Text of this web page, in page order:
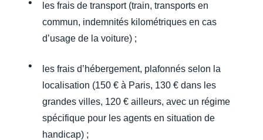
les frais de transport (train, transports en
commun, indemnités kilométriques en cas
d’usage de la voiture) ;
les frais d’hébergement, plafonnés selon la
localisation (150 € à Paris, 130 € dans les
grandes villes, 120 € ailleurs, avec un régime
spécifique pour les agents en situation de
handicap) ;